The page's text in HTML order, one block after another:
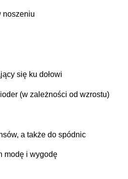
noszeniu
się ku dołowi
(w zależności od wzrostu)
a także do spódnic
modę i wygodę